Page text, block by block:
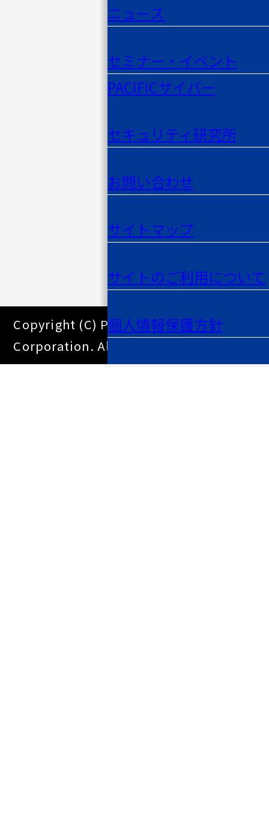
ニュース
セミナー・イベント
PACIFICサイバー
セキュリティ研究所
お問い合わせ
サイトマップ
サイトのご利用について
個人情報保護方針
Copyright (C) Pacific Systems
Corporation. All Right Reserved.